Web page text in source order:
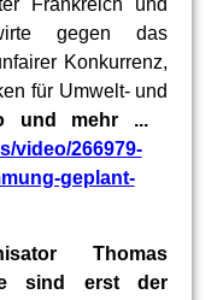
Frankreich und
gegen das
Konkurrenz,
für Umwelt- und
und mehr ...
video/266979-
geplant-
Thomas
sind erst der